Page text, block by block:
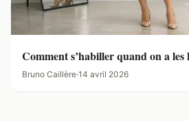
Comment s’habiller quand on a les
Bruno Caillère·14 avril 2026